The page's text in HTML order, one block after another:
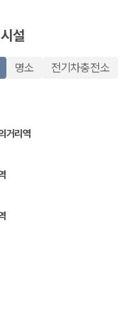
질문
도 렌트카 업체별 가격, 차
비교해야 하나요?
교할 수 있나요?
해야 하나요?
설
명소 전기차충전소
거리역